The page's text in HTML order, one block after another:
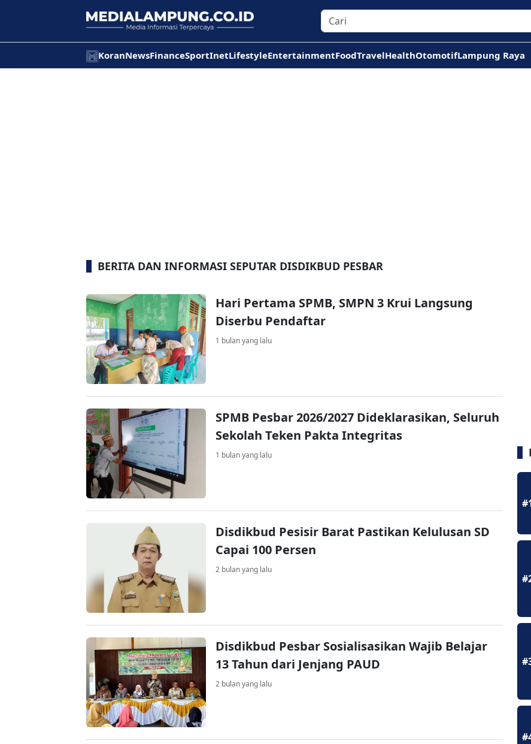
KoranNewsFinanceSportInetLifestyleEntertainmentFoodTravelHealthOtomotifLampung Raya
BERITA DAN INFORMASI SEPUTAR DISDIKBUD PESBAR
Hari Pertama SPMB, SMPN 3 Krui Langsung
Diserbu Pendaftar
1 bulan yang lalu
SPMB Pesbar 2026/2027 Dideklarasikan, Seluruh
Sekolah Teken Pakta Integritas
1 bulan yang lalu
Disdikbud Pesisir Barat Pastikan Kelulusan SD
Capai 100 Persen
2 bulan yang lalu
Disdikbud Pesbar Sosialisasikan Wajib Belajar
13 Tahun dari Jenjang PAUD
2 bulan yang lalu